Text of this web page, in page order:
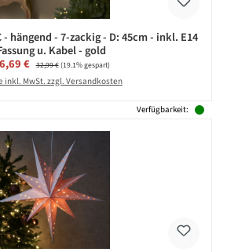
- hängend - 7-zackig - D: 45cm - inkl. E14
u. Kabel - gold
€ Regulärer Preis:
32,99 €(19.1% gespart)
inkl. MwSt. zzgl. Versandkosten
Verfügbarkeit: